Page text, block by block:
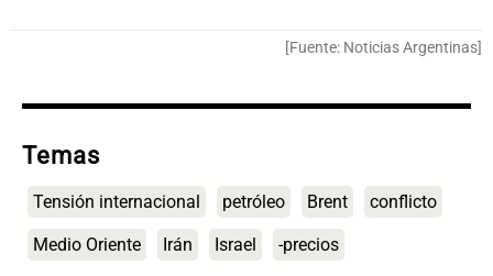
[Fuente: Noticias Argentinas]
Temas
Tensión internacional petróleo Brent conflicto
Medio Oriente Irán Israel -precios